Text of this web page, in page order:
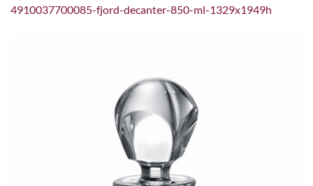
4910037700085-fjord-decanter-850-ml-1329x1949h